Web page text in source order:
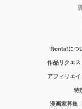
Renta!につ
作品リクエス
アフィリエイ
特
漫画家募集